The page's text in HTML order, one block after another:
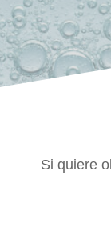
Si quiere